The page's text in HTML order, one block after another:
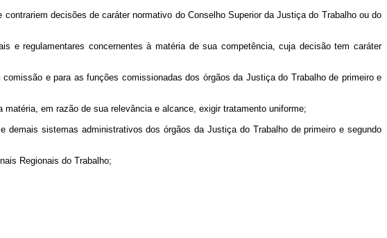
decisões de caráter normativo do Conselho Superior da Justiça do Trabalho ou do
e regulamentares concernentes à matéria de sua competência, cuja decisão tem caráter
e para as funções comissionadas dos órgãos da Justiça do Trabalho de primeiro e
em razão de sua relevância e alcance, exigir tratamento uniforme;
sistemas administrativos dos órgãos da Justiça do Trabalho de primeiro e segundo
Regionais do Trabalho;